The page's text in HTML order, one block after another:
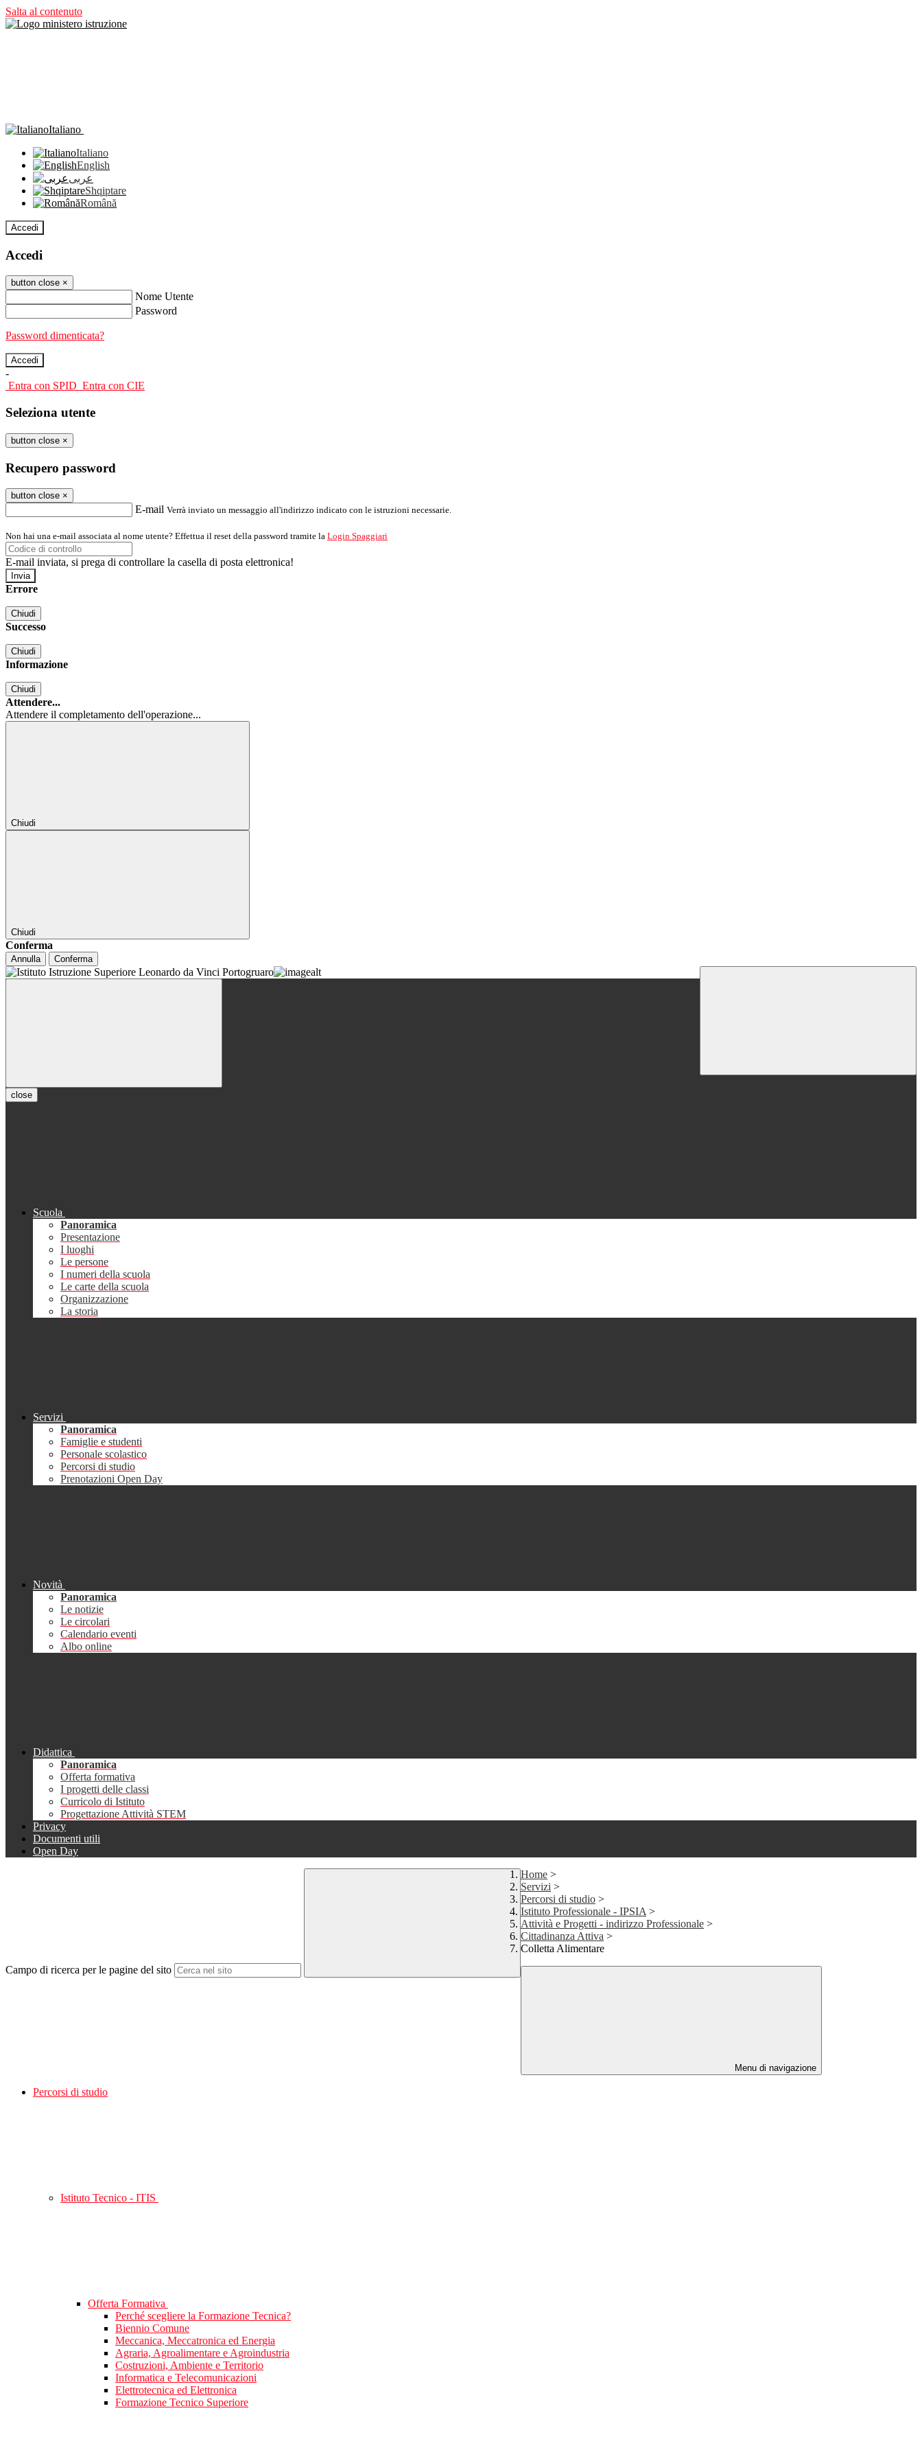
Salta al contenuto
Italiano
Italiano
English
عربى
Shqiptare
Română
Accedi
Accedi
button close ×
Nome Utente
Password
Password dimenticata?
-
Entra con SPID Entra con CIE
Seleziona utente
button close ×
Recupero password
button close ×
E-mail Verrà inviato un messaggio all'indirizzo indicato con le istruzioni necessarie.
Non hai una e-mail associata al nome utente? Effettua il reset della password tramite la Login Spaggiari
E-mail inviata, si prega di controllare la casella di posta elettronica!
Errore
Chiudi
Successo
Chiudi
Informazione
Chiudi
Attendere...
Attendere il completamento dell'operazione...
Chiudi
Chiudi
Conferma
Annulla Conferma
close
Scuola
Panoramica
Presentazione
I luoghi
Le persone
I numeri della scuola
Le carte della scuola
Organizzazione
La storia
Servizi
Panoramica
Famiglie e studenti
Personale scolastico
Percorsi di studio
Prenotazioni Open Day
Novità
Panoramica
Le notizie
Le circolari
Calendario eventi
Albo online
Didattica
Panoramica
Offerta formativa
I progetti delle classi
Curricolo di Istituto
Progettazione Attività STEM
Privacy
Documenti utili
Open Day
Campo di ricerca per le pagine del sito
Home >
Servizi >
Percorsi di studio >
Istituto Professionale - IPSIA >
Attività e Progetti - indirizzo Professionale >
Cittadinanza Attiva >
Colletta Alimentare
Menu di navigazione
Percorsi di studio
Istituto Tecnico - ITIS
Offerta Formativa
Perché scegliere la Formazione Tecnica?
Biennio Comune
Meccanica, Meccatronica ed Energia
Agraria, Agroalimentare e Agroindustria
Costruzioni, Ambiente e Territorio
Informatica e Telecomunicazioni
Elettrotecnica ed Elettronica
Formazione Tecnico Superiore